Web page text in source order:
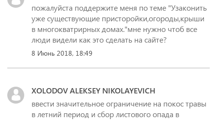
пожалуйста поддержите меня по теме "Узаконить
уже существующие присторойки,огороды,крыши
в многокватрирных домах."мне нужно чтоб все
люди видели как это сделать на сайте?
8 Июнь 2018, 18:49
XOLODOV ALEKSEY NIKOLAYEVICH
ввести значительное ограничение на покос травы
в летний период и сбор листового опада в